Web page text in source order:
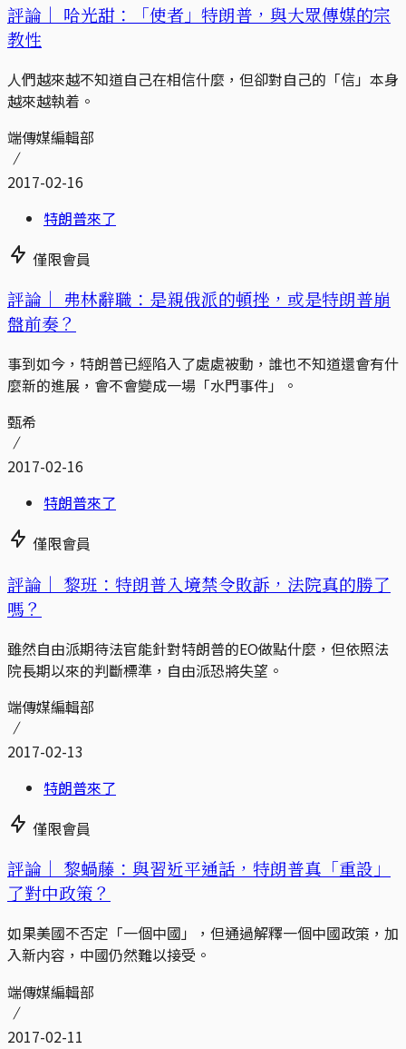
評論｜ 哈光甜：「使者」特朗普，與大眾傳媒的宗
教性
人們越來越不知道自己在相信什麼，但卻對自己的「信」本身
越來越執着。
端傳媒編輯部
2017-02-16
特朗普來了
僅限會員
評論｜ 弗林辭職：是親俄派的頓挫，或是特朗普崩
盤前奏？
事到如今，特朗普已經陷入了處處被動，誰也不知道還會有什
麼新的進展，會不會變成一場「水門事件」。
甄希
2017-02-16
特朗普來了
僅限會員
評論｜ 黎班：特朗普入境禁令敗訴，法院真的勝了
嗎？
雖然自由派期待法官能針對特朗普的EO做點什麼，但依照法
院長期以來的判斷標準，自由派恐將失望。
端傳媒編輯部
2017-02-13
特朗普來了
僅限會員
評論｜ 黎蝸藤：與習近平通話，特朗普真「重設」
了對中政策？
如果美國不否定「一個中國」，但通過解釋一個中國政策，加
入新内容，中國仍然難以接受。
端傳媒編輯部
2017-02-11